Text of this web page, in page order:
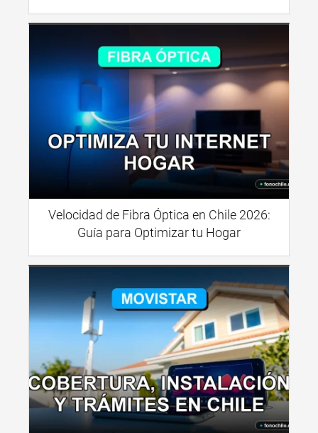
Velocidad de Fibra Óptica en Chile 2026:
Guía para Optimizar tu Hogar